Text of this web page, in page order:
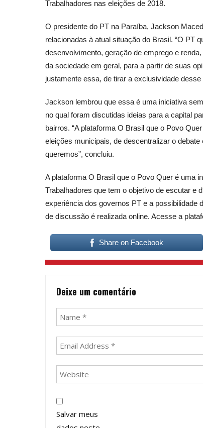
Trabalhadores nas eleições de 2018.
O presidente do PT na Paraíba, Jackson
relacionadas à atual situação do Brasil. “O PT
desenvolvimento, geração de emprego e
da sociedade em geral, para a partir de suas
justamente essa, de tirar a exclusividade
Jackson lembrou que essa é uma iniciativa
no qual foram discutidas ideias para a capital
bairros. “A plataforma O Brasil que o Povo
eleições municipais, de descentralizar o
queremos”, concluiu.
A plataforma O Brasil que o Povo Quer é uma
Trabalhadores que tem o objetivo de escutar e
experiência dos governos PT e a possibilidade
de discussão é realizada online. Acesse a
Share on Facebook
Deixe um comentário
Salvar meus